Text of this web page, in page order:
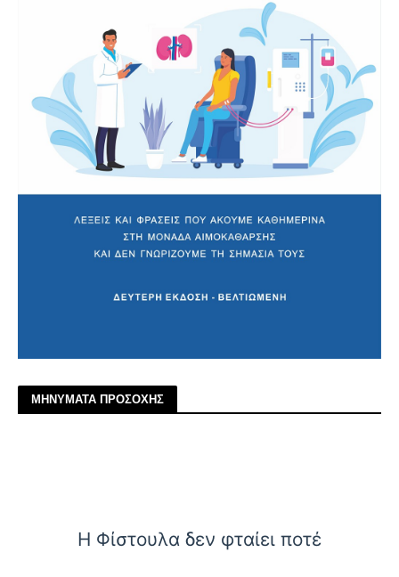
ΜΗΝΥΜΑΤΑ ΠΡΟΣΟΧΗΣ
Η Φίστουλα δεν φταίει ποτέ